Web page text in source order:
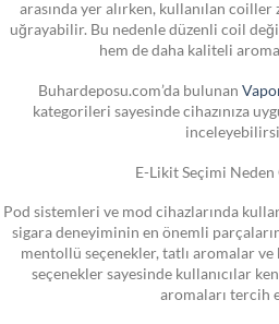
arasında yer alırken, kullanılan
uğrayabilir. Bu nedenle düzenli coil
hem de daha kaliteli
Buhardeposu.com’da bulunan
kategorileri sayesinde cihazınıza
E-Likit Seçimi
Pod sistemleri ve mod cihazlarında
sigara deneyiminin en önemli
mentollü seçenekler, tatlı aromalar
seçenekler sayesinde kullanıcılar
aromaları tercih